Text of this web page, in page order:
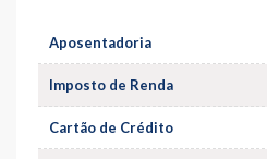
Aposentadoria
Imposto de Renda
Cartão de Crédito